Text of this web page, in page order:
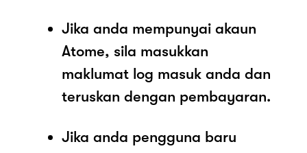
Jika anda mempunyai akaun
Atome, sila masukkan
maklumat log masuk anda dan
teruskan dengan pembayaran.
Jika anda pengguna baru